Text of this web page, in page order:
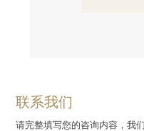
联系我们
请完整填写您的咨询内容，我